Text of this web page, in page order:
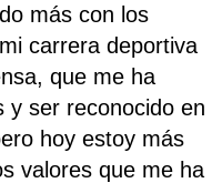
más con los
carrera deportiva
que me ha
y ser reconocido en
hoy estoy más
valores que me ha